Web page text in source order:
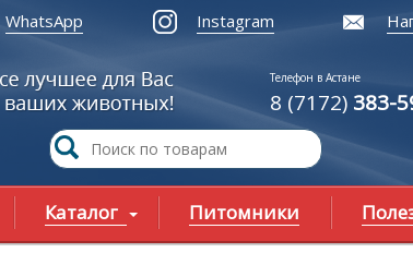
WhatsApp Instagram
Телефон в Астане
8 (7172) 383-
Каталог Питомники